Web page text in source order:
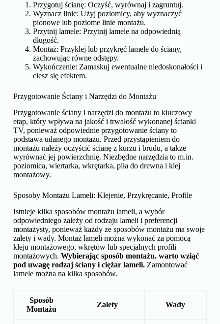
Przygotuj ścianę: Oczyść, wyrównaj i zagruntuj.
Wyznacz linie: Użyj poziomicy, aby wyznaczyć
pionowe lub poziome linie montażu.
Przytnij lamele: Przytnij lamele na odpowiednią
długość.
Montaż: Przyklej lub przykręć lamele do ściany,
zachowując równe odstępy.
Wykończenie: Zamaskuj ewentualne niedoskonałości i
ciesz się efektem.
Przygotowanie Ściany i Narzędzi do Montażu
Przygotowanie ściany i narzędzi do montażu to kluczowy
etap, który wpływa na jakość i trwałość wykonanej ścianki
TV, ponieważ odpowiednie przygotowanie ściany to
podstawa udanego montażu. Przed przystąpieniem do
montażu należy oczyścić ścianę z kurzu i brudu, a także
wyrównać jej powierzchnię. Niezbędne narzędzia to m.in.
poziomica, wiertarka, wkrętarka, piła do drewna i klej
montażowy.
Sposoby Montażu Lameli: Klejenie, Przykręcanie, Profile
Istnieje kilka sposobów montażu lameli, a wybór
odpowiedniego zależy od rodzaju lameli i preferencji
montażysty, ponieważ każdy ze sposobów montażu ma swoje
zalety i wady. Montaż lameli można wykonać za pomocą
kleju montażowego, wkrętów lub specjalnych profili
montażowych. Wybierając sposób montażu, warto wziąć
pod uwagę rodzaj ściany i ciężar lameli.Zamontować
lamele można na kilka sposobów.
Sposób
Montażu
Zalety Wady